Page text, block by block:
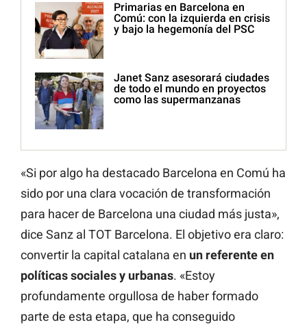
Primarias en Barcelona en
Comú: con la izquierda en crisis
y bajo la hegemonía del PSC
Janet Sanz asesorará ciudades
de todo el mundo en proyectos
como las supermanzanas
«Si por algo ha destacado Barcelona en Comú ha
sido por una clara vocación de transformación
para hacer de Barcelona una ciudad más justa»,
dice Sanz al TOT Barcelona. El objetivo era claro:
convertir la capital catalana en un referente en
políticas sociales y urbanas. «Estoy
profundamente orgullosa de haber formado
parte de esta etapa, que ha conseguido